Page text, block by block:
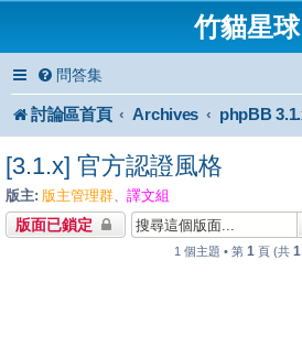
竹貓星球
問答集
討論區首頁 Archives
[3.1.x] 官方認證風格
版主: 版主管理群、 譯文組
版面已鎖定
1 個主題 • 第 1 頁 (共 1